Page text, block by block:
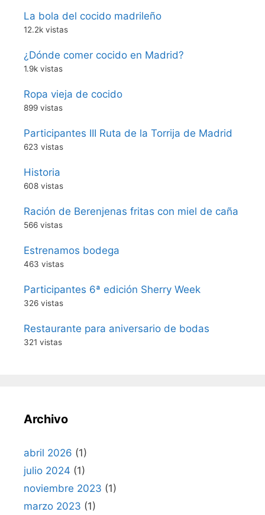
La bola del cocido madrileño
12.2k vistas
¿Dónde comer cocido en Madrid?
1.9k vistas
Ropa vieja de cocido
899 vistas
Participantes III Ruta de la Torrija de Madrid
623 vistas
Historia
608 vistas
Ración de Berenjenas fritas con miel de caña
566 vistas
Estrenamos bodega
463 vistas
Participantes 6ª edición Sherry Week
326 vistas
Restaurante para aniversario de bodas
321 vistas
Archivo
abril 2026 (1)
julio 2024 (1)
noviembre 2023 (1)
marzo 2023 (1)